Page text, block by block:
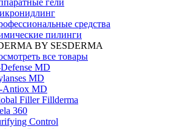
гели
средства
пилинги
BY SESDERMA
все товары
MD
MD
MD
Filler Fillderma
360
Control